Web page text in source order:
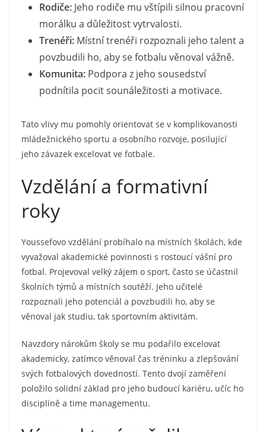
Rodiče: Jeho rodiče mu vštípili silnou pracovní
morálku a důležitost vytrvalosti.
Trenéři: Místní trenéři rozpoznali jeho talent a
povzbudili ho, aby se fotbalu věnoval vážně.
Komunita: Podpora z jeho sousedství
podnítila pocit sounáležitosti a motivace.
Tato vlivy mu pomohly orientovat se v komplikovanosti
mládežnického sportu a osobního rozvoje, posilující
jeho závazek excelovat ve fotbale.
Vzdělání a formativní
roky
Youssefovo vzdělání probíhalo na místních školách, kde
vyvažoval akademické povinnosti s rostoucí vášní pro
fotbal. Projevoval velký zájem o sport, často se účastnil
školních týmů a místních soutěží. Jeho učitelé
rozpoznali jeho potenciál a povzbudili ho, aby se
věnoval jak studiu, tak sportovním aktivitám.
Navzdory nárokům školy se mu podařilo excelovat
akademicky, zatímco věnoval čas tréninku a zlepšování
svých fotbalových dovedností. Tento dvojí zaměření
položilo solidní základ pro jeho budoucí kariéru, učíc ho
disciplíně a time managementu.